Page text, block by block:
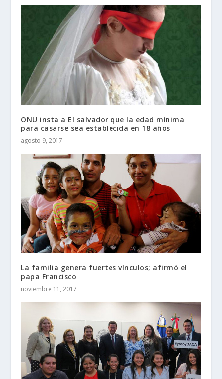
ONU insta a El salvador que la edad mínima
para casarse sea establecida en 18 años
agosto 9, 2017
La familia genera fuertes vínculos; afirmó el
papa Francisco
noviembre 11, 2017